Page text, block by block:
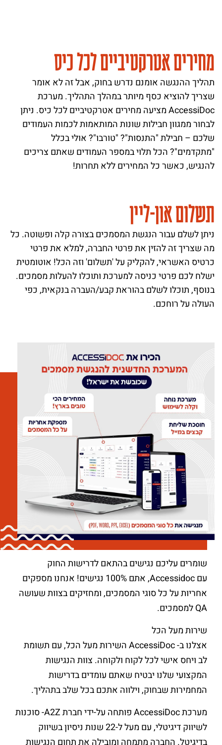
מחירים אטרקטיביים לכל כיס
תהליך ההנגשה אומנם נדרש בחוק, אבל זה לא אומר
שצריך להוציא כסף מיותר במהלך התהליך. מערכת
AccessiDoc מציעה מחירים אטרקטיביים לכל כיס. ניתן
לבחור ממגוון חבילות שונות המותאמות לכמות העמודים
שלכם – חבילת "התנסות"? "טורבו"? אולי בכלל
"מתקדמים"? הכל תלוי במספר העמודים שאתם צריכים
להנגיש, כאשר כל המחירים ללא תחרות!
תשלום און-ליין
ניתן לשלם עבור הנגשת המסמכים בצורה קלה ופשוטה. כל
מה שצריך זה להזין את פרטי החברה, למלא את פרטי
כרטיס האשראי, להקליק על 'תשלום' וזה הכל! אוטומטית
ישלח לכם פרטי כניסה למערכת ותוכלו להעלות מסמכים.
בנוסף, תוכלו לשלם בהוראת קבע/העברה בנקאית, כפי
העולה על רוחכם.
שומרים עליכם נגישים בהתאם לדרישות החוק
עם Accessidoc, אתם 100% נגישים! אנחנו מספקים
אחריות על כל סוגי המסמכים, ומחזיקים בצוות שעושה
QA למסמכים.
שירות מעל הכל
אצלנו ב- AccessiDoc השירות מעל הכל, עם תשומת
לב ויחס אישי לכל לקוח ולקוחה. צוות הנגישות
המקצועי שלנו יבטיח שאתם עומדים בדרישות
המחמירות שבחוק, וילווה אתכם בכל שלב בתהליך.
מערכת AccessiDoc פותחה על-ידי חברת A2Z- סוכנות
לשיווק דיגיטלי, עם מעל ל-22 שנות ניסיון בשיווק
בדיגיטל. החברה מתמחה ומובילה את תחום הנגישות